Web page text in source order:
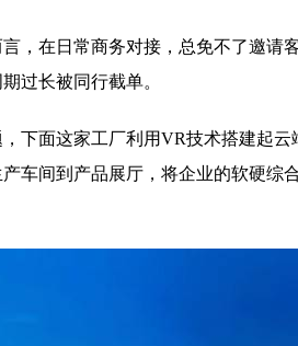
，在日常商务对接，总免不了邀请
过长被同行截单。
下面这家工厂利用VR技术搭建起
车间到产品展厅，将企业的软硬综